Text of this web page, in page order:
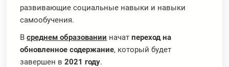
развивающие социальные навыки и навыки
самообучения.
Всреднем образовании начатпереход на
обновленное содержание, который будет
завершен в2021 году.